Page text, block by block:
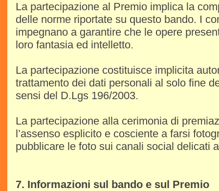
La partecipazione al Premio implica la
delle norme riportate su questo bando. I
impegnano a garantire che le opere
loro fantasia ed intelletto.
La partecipazione costituisce implicita
trattamento dei dati personali al solo fine
sensi del D.Lgs 196/2003.
La partecipazione alla cerimonia di
l’assenso esplicito e cosciente a farsi
pubblicare le foto sui canali social delicati
7. Informazioni sul bando e sul Premio